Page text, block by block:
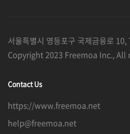
서울특별시 영등포구 국제금융로 10,
Copyright 2023 Freemoa Inc., All
Contact Us
https://www.freemoa.net
help@freemoa.net